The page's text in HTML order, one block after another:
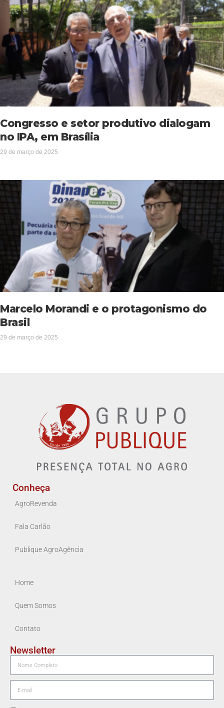
Congresso e setor produtivo dialogam
no IPA, em Brasília
29 de março de 2025
Marcelo Morandi e o protagonismo do
Brasil
29 de março de 2025
Conheça
AgroRevenda
Fala Carlão
Publique AgroAgência
Home
Quem Somos
Contato
Newsletter